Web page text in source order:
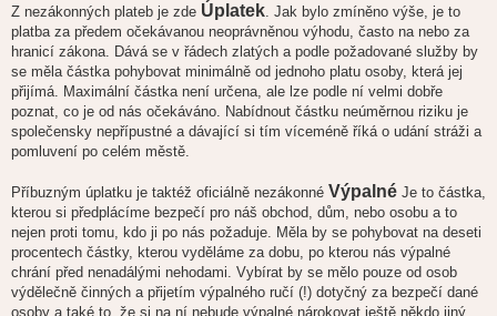
Z nezákonných plateb je zde Úplatek. Jak bylo zmíněno výše, je to
platba za předem očekávanou neoprávněnou výhodu, často na nebo za
hranicí zákona. Dává se v řádech zlatých a podle požadované služby by
se měla částka pohybovat minimálně od jednoho platu osoby, která jej
přijímá. Maximální částka není určena, ale lze podle ní velmi dobře
poznat, co je od nás očekáváno. Nabídnout částku neúměrnou riziku je
společensky nepřípustné a dávající si tím víceméně říká o udání stráži a
pomluvení po celém městě.
Příbuzným úplatku je taktéž oficiálně nezákonné Výpalné Je to částka,
kterou si předplácíme bezpečí pro náš obchod, dům, nebo osobu a to
nejen proti tomu, kdo ji po nás požaduje. Měla by se pohybovat na deseti
procentech částky, kterou vyděláme za dobu, po kterou nás výpalné
chrání před nenadálými nehodami. Vybírat by se mělo pouze od osob
výdělečně činných a přijetím výpalného ručí (!) dotyčný za bezpečí dané
osoby a také to, že si na ní nebude výpalné nárokovat ještě někdo jiný.